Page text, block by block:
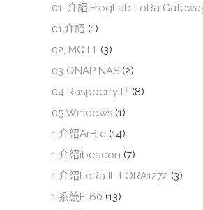
01. 介紹iFrogLab LoRa
01.介紹 (1)
02, MQTT (3)
03 QNAP NAS (2)
04 Raspberry Pi (8)
05 Windows (1)
1 介紹ArBle (14)
1 介紹ibeacon (7)
1 介紹LoRa IL-LORA1272 (3)
1 系統F-60 (13)